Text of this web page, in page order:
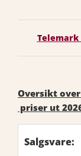
Telemark
Oversikt
priser
Salgsvare: